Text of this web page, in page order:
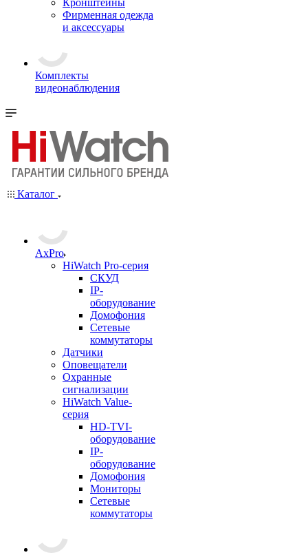
Кронштейны
Фирменная одежда
и аксессуары
Комплекты
видеонаблюдения
Каталог
AxPro
HiWatch Pro-серия
CКУД
IP-
оборудование
Домофония
Сетевые
коммутаторы
Датчики
Оповещатели
Охранные
сигнализации
HiWatch Value-
серия
HD-TVI-
оборудование
IP-
оборудование
Домофония
Мониторы
Сетевые
коммутаторы